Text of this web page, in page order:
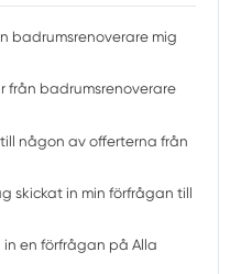
badrumsrenoverare mig
från badrumsrenoverare
någon av offerterna från
skickat in min förfrågan till
en förfrågan på Alla